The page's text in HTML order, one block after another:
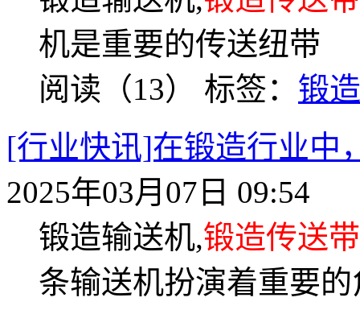
机是重要的传送纽带
阅读（13） 标签： 锻
[行业快讯]在锻造行业中
2025年03月07日 09:54
锻造输送机,锻造传送带
条输送机扮演着重要的